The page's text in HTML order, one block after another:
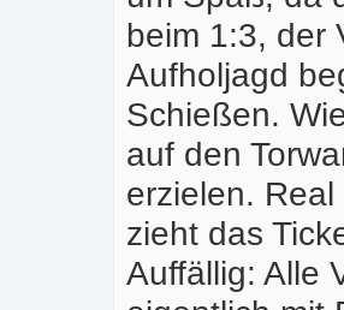
beim 1:3, der
Aufholjagd
Schießen.
auf den
erzielen.
zieht das
Auffällig: Alle